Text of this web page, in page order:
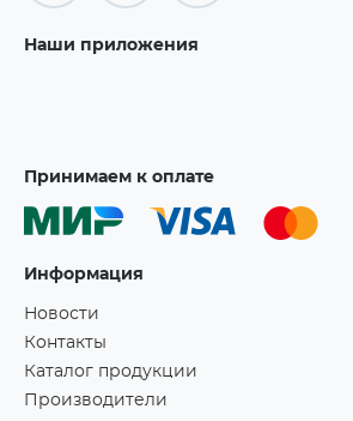
Наши приложения
Принимаем к оплате
Информация
Новости
Контакты
Каталог продукции
Производители